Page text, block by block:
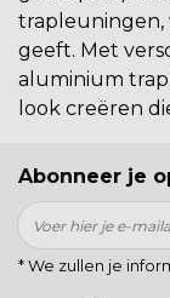
trapleuningen,
geeft. Met
aluminium
look creëren
Abonneer je
* We zullen je